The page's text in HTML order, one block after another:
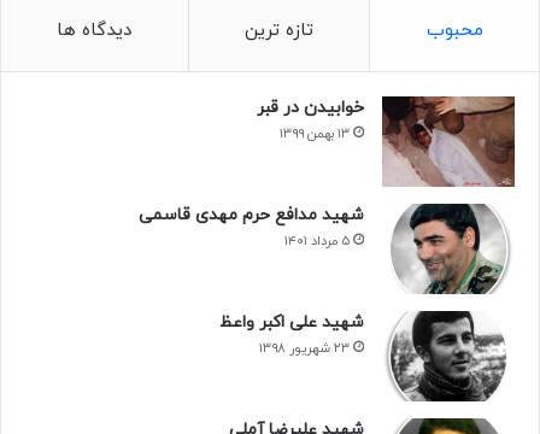
محبوب تازه ترین دیدگاه ها
خوابیدن در قبر
۱۳ بهمن ۱۳۹۹
شهید مدافع حرم مهدی قاسمی
۵ مرداد ۱۴۰۱
شهید علی اکبر واعظ
۲۳ شهریور ۱۳۹۸